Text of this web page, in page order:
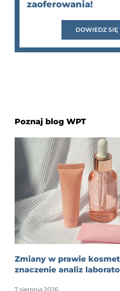
zaoferowania!
DOWIEDZ SIĘ
Poznaj blog WPT
Zmiany w prawie
znaczenie analiz
7 sierpnia 2026